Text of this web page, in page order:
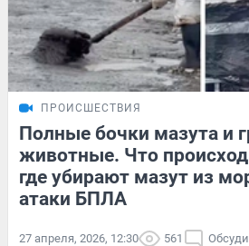
ПРОИСШЕСТВИЯ
Полные бочки мазута и
животные. Что
где убирают мазут из
атаки БПЛА
27 апреля, 2026, 12:30 561